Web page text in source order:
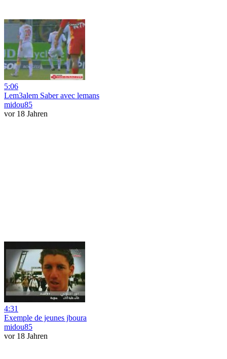
5:06
Lem3alem Saber avec lemans
midou85
vor 18 Jahren
4:31
Exemple de jeunes jboura
midou85
vor 18 Jahren